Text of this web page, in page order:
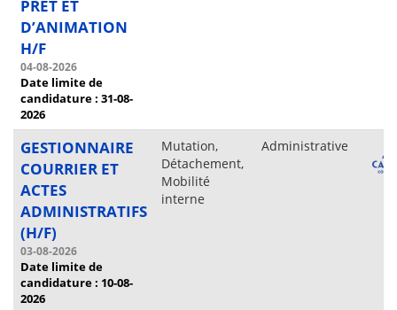
PRÊT ET
D’ANIMATION
H/F
04-08-2026
Date limite de
candidature : 31-08-
2026
GESTIONNAIRE
COURRIER ET
ACTES
ADMINISTRATIFS
(H/F)
03-08-2026
Date limite de
candidature : 10-08-
2026
Mutation,
Détachement,
Mobilité
interne
Administrative